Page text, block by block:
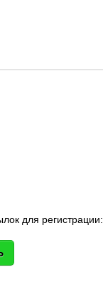
для регистрации: